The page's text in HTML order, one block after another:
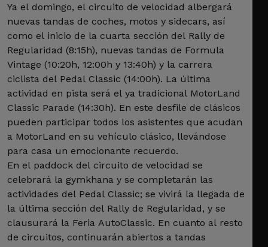
Ya el domingo, el circuito de velocidad albergará
nuevas tandas de coches, motos y sidecars, así
como el inicio de la cuarta sección del Rally de
Regularidad (8:15h), nuevas tandas de Formula
Vintage (10:20h, 12:00h y 13:40h) y la carrera
ciclista del Pedal Classic (14:00h). La última
actividad en pista será el ya tradicional MotorLand
Classic Parade (14:30h). En este desfile de clásicos
pueden participar todos los asistentes que acudan
a MotorLand en su vehículo clásico, llevándose
para casa un emocionante recuerdo.
En el paddock del circuito de velocidad se
celebrará la gymkhana y se completarán las
actividades del Pedal Classic; se vivirá la llegada de
la última sección del Rally de Regularidad, y se
clausurará la Feria AutoClassic. En cuanto al resto
de circuitos, continuarán abiertos a tandas